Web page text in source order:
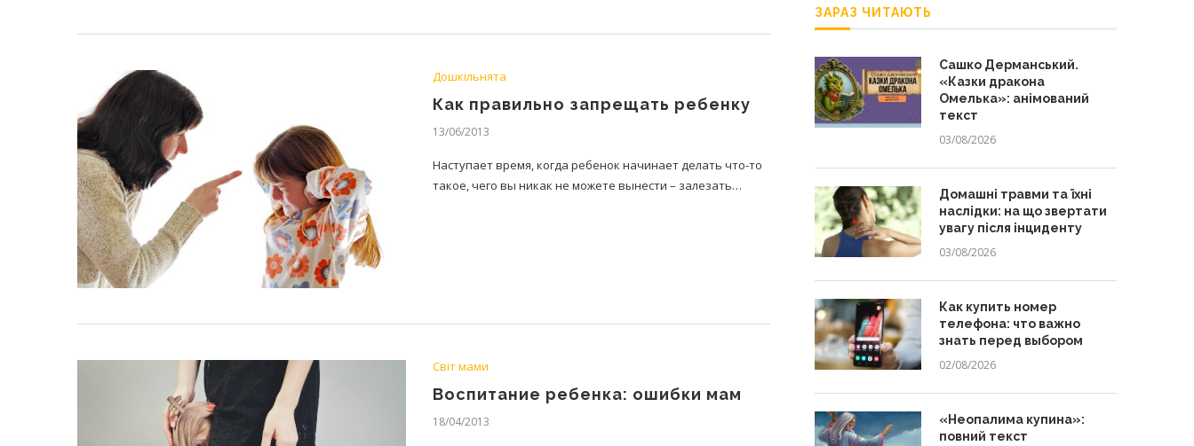
Дошкільнята
Как правильно запрещать ребенку
13/06/2013
Наступает время, когда ребенок начинает делать что-то
такое, чего вы никак не можете вынести – залезать…
Світ мами
Воспитание ребенка: ошибки мам
18/04/2013
ЗАРАЗ ЧИТАЮТЬ
Сашко Дерманський.
«Казки дракона
Омелька»: анімований
текст
03/08/2026
Домашні травми та їхні
наслідки: на що звертати
увагу після інциденту
03/08/2026
Как купить номер
телефона: что важно
знать перед выбором
02/08/2026
«Неопалима купина»:
повний текст